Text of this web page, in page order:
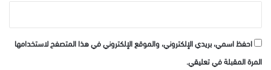
احفظ اسمي، بريدي الإلكتروني، والموقع الإلكتروني في هذا المتصفح لاستخدامها
المرة المقبلة في تعليقي.